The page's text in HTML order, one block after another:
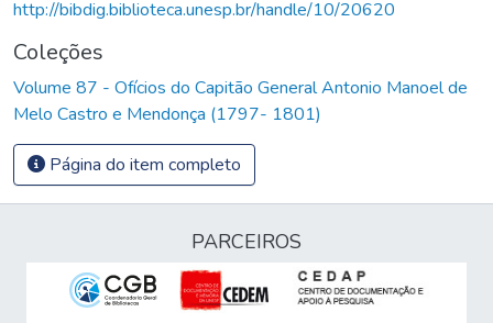
http://bibdig.biblioteca.unesp.br/handle/10/20620
Coleções
Volume 87 - Ofícios do Capitão General Antonio Manoel de
Melo Castro e Mendonça (1797- 1801)
Página do item completo
PARCEIROS